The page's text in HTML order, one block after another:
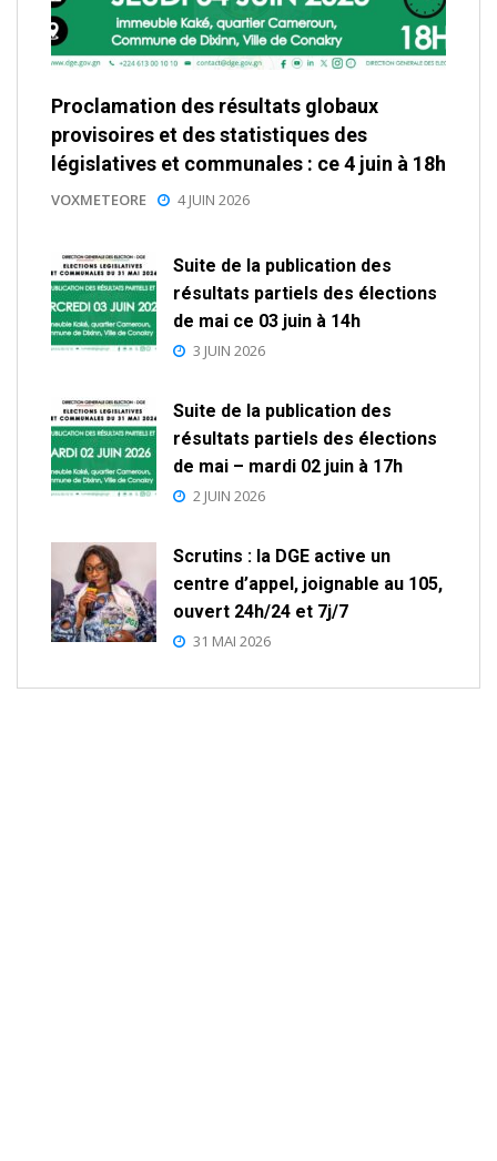
Proclamation des résultats globaux
provisoires et des statistiques des
législatives et communales : ce 4 juin à 18h
VOXMETEORE 4 JUIN 2026
Suite de la publication des
résultats partiels des élections
de mai ce 03 juin à 14h
3 JUIN 2026
Suite de la publication des
résultats partiels des élections
de mai – mardi 02 juin à 17h
2 JUIN 2026
Scrutins : la DGE active un
centre d’appel, joignable au 105,
ouvert 24h/24 et 7j/7
31 MAI 2026